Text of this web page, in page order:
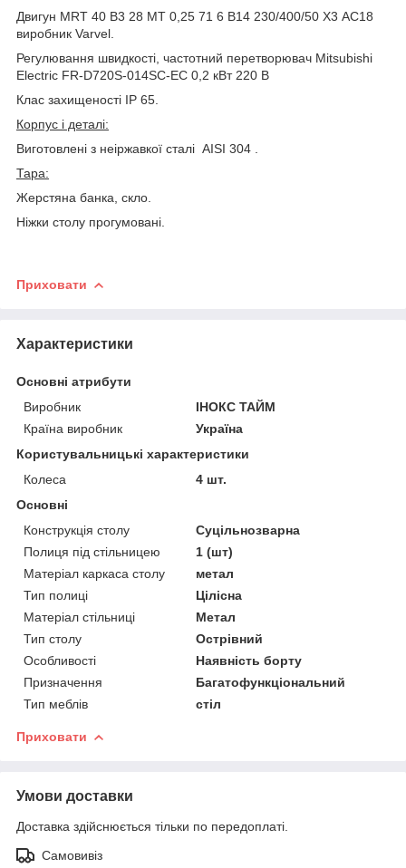
Двигун MRT 40 B3 28 MT 0,25 71 6 В14 230/400/50 X3 AC18
виробник Varvel.
Регулювання швидкості, частотний перетворювач Mitsubishi
Electric FR-D720S-014SC-EC 0,2 кВт 220 В
Клас захищеності IP 65.
Корпус і деталі:
Виготовлені з неіржавкої сталі AISI 304 .
Тара:
Жерстяна банка, скло.
Ніжки столу прогумовані.
Приховати
Характеристики
Основні атрибути
Виробник
ІНОКС ТАЙМ
Країна виробник
Україна
Користувальницькі характеристики
Колеса
4 шт.
Основні
Конструкція столу
Суцільнозварна
Полиця під стільницею
1 (шт)
Матеріал каркаса столу
метал
Тип полиці
Цілісна
Матеріал стільниці
Метал
Тип столу
Острівний
Особливості
Наявність борту
Призначення
Багатофункціональний
Тип меблів
стіл
Приховати
Умови доставки
Доставка здійснюється тільки по передоплаті.
Самовивіз